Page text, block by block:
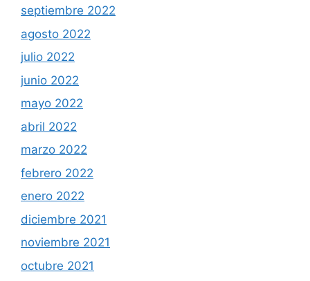
septiembre 2022
agosto 2022
julio 2022
junio 2022
mayo 2022
abril 2022
marzo 2022
febrero 2022
enero 2022
diciembre 2021
noviembre 2021
octubre 2021